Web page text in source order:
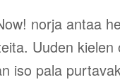
norja antaa
Uuden
iso pala